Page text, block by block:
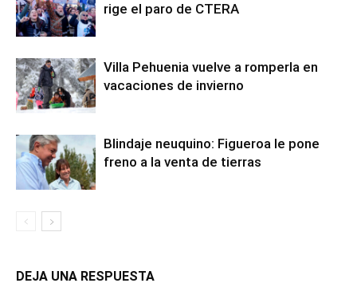
rige el paro de CTERA
Villa Pehuenia vuelve a romperla en
vacaciones de invierno
Blindaje neuquino: Figueroa le pone
freno a la venta de tierras
DEJA UNA RESPUESTA